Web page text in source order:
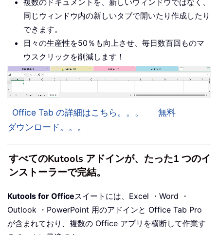
複数のドキュメントを、新しいウィンドウではなく、
同じウィンドウ内の新しいタブで開いたり作成したり
できます。
日々の生産性を50％も向上させ、毎日数百回ものマ
ウスクリックを削減します！
Office Tab の詳細はこちら。。。
無料
ダウンロード。。。
すべてのKutools アドインが、たった1 つのイ
ンストーラーで完結。
Kutools for Officeスイートには、Excel ・Word ・
Outlook ・PowerPoint 用のアドインと Office Tab Pro
が含まれており、複数の Office アプリを横断して作業す